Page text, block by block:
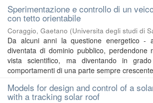
Sperimentazione e controllo di un
con tetto orientabile
Coraggio, Gaetano (Universita degli studi di
Da alcuni anni la questione energetico -
diventata di dominio pubblico, perdendone
vista scientifico, ma diventando in
comportamenti di una parte sempre
Models for design and control of a
with a tracking solar roof